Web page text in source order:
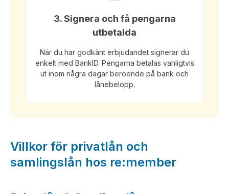
3. Signera och få pengarna
utbetalda
När du har godkänt erbjudandet signerar du
enkelt med BankID. Pengarna betalas vanligtvis
ut inom några dagar beroende på bank och
lånebelopp.
Villkor för privatlån och
samlingslån hos re:member